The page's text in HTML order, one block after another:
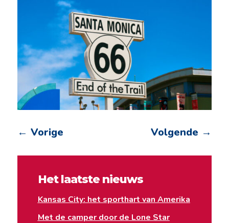
← Vorige Volgende →
Het laatste nieuws
Kansas City: het sporthart van Amerika
Met de camper door de Lone Star